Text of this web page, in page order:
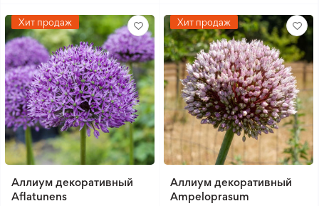
Хит продаж
Аллиум декоративный
Aflatunens
Хит продаж
Аллиум декоративный
Ampeloprasum